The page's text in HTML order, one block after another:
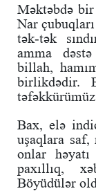
Məktəbdə
Nar çubuqları
tək-tək
amma
billah,
birlikdədir.
Bax, elə
uşaqlara saf,
onlar
paxıllıq,
Böyüdülər